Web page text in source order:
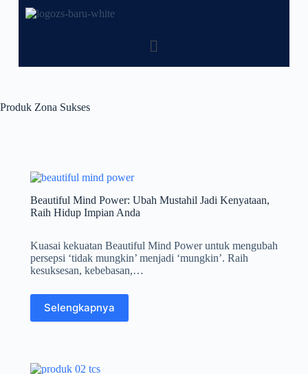
Produk Zona Sukses
Beautiful Mind Power: Ubah Mustahil Jadi Kenyataan,
Raih Hidup Impian Anda
Kuasai kekuatan Beautiful Mind Power untuk mengubah
persepsi ‘tidak mungkin’ menjadi ‘mungkin’. Raih
kesuksesan, kebebasan,…
Selengkapnya